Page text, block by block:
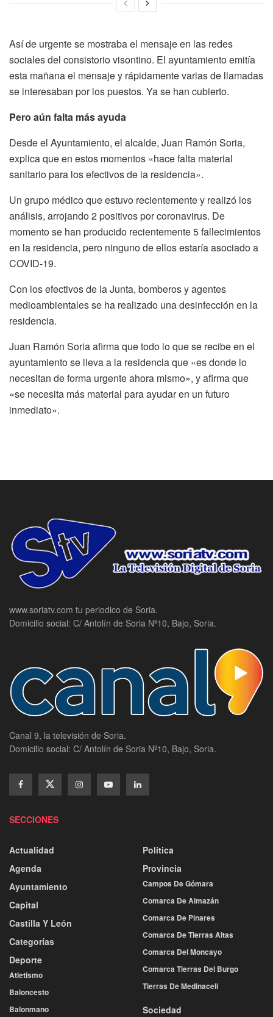
Así de urgente se mostraba el mensaje en las redes
sociales del consistorio visontino. El ayuntamiento emitía
esta mañana el mensaje y rápidamente varias de llamadas
se interesaban por los puestos. Ya se han cubierto.
Pero aún falta más ayuda
Desde el Ayuntamiento, el alcalde, Juan Ramón Soria,
explica que en estos momentos «hace falta material
sanitario para los efectivos de la residencia».
Un grupo médico que estuvo recientemente y realizó los
análisis, arrojando 2 positivos por coronavirus. De
momento se han producido recientemente 5 fallecimientos
en la residencia, pero ninguno de ellos estaría asociado a
COVID-19.
Con los efectivos de la Junta, bomberos y agentes
medioambientales se ha realizado una desinfección en la
residencia.
Juan Ramón Soria afirma que todo lo que se recibe en el
ayuntamiento se lleva a la residencia que «es donde lo
necesitan de forma urgente ahora mismo», y afirma que
«se necesita más material para ayudar en un futuro
inmediato».
www.soriatv.com tu periodico de Soria.
Domicilio social: C/ Antolín de Soria Nº10, Bajo, Soria.
Canal 9, la televisión de Soria.
Domicilio social: C/ Antolín de Soria Nº10, Bajo, Soria.
SECCIONES
Actualidad
Agenda
Ayuntamiento
Capital
Castilla Y León
Categorías
Deporte
Atletismo
Baloncesto
Balonmano
Política
Provincia
Campos De Gómara
Comarca De Almazán
Comarca De Pinares
Comarca De Tierras Altas
Comarca Del Moncayo
Comarca Tierras Del Burgo
Tierras De Medinaceli
Sociedad